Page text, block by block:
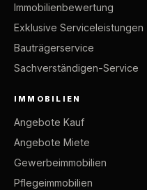
Immobilienbewertung
Exklusive Serviceleistungen
Bauträgerservice
Sachverständigen-Service
IMMOBILIEN
Angebote Kauf
Angebote Miete
Gewerbeimmobilien
Pflegeimmobilien